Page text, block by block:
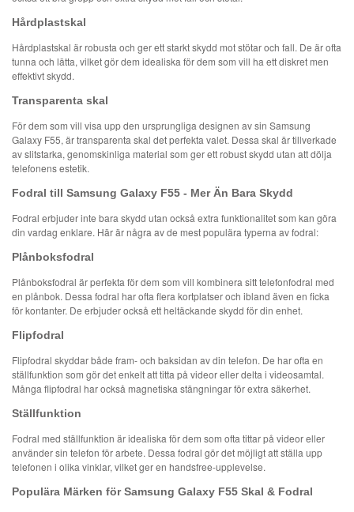
Hårdplastskal
Hårdplastskal är robusta och ger ett starkt skydd mot stötar och fall. De är ofta
tunna och lätta, vilket gör dem idealiska för dem som vill ha ett diskret men
effektivt skydd.
Transparenta skal
För dem som vill visa upp den ursprungliga designen av sin Samsung
Galaxy F55, är transparenta skal det perfekta valet. Dessa skal är tillverkade
av slitstarka, genomskinliga material som ger ett robust skydd utan att dölja
telefonens estetik.
Fodral till Samsung Galaxy F55 - Mer Än Bara Skydd
Fodral erbjuder inte bara skydd utan också extra funktionalitet som kan göra
din vardag enklare. Här är några av de mest populära typerna av fodral:
Plånboksfodral
Plånboksfodral är perfekta för dem som vill kombinera sitt telefonfodral med
en plånbok. Dessa fodral har ofta flera kortplatser och ibland även en ficka
för kontanter. De erbjuder också ett heltäckande skydd för din enhet.
Flipfodral
Flipfodral skyddar både fram- och baksidan av din telefon. De har ofta en
ställfunktion som gör det enkelt att titta på videor eller delta i videosamtal.
Många flipfodral har också magnetiska stängningar för extra säkerhet.
Ställfunktion
Fodral med ställfunktion är idealiska för dem som ofta tittar på videor eller
använder sin telefon för arbete. Dessa fodral gör det möjligt att ställa upp
telefonen i olika vinklar, vilket ger en handsfree-upplevelse.
Populära Märken för Samsung Galaxy F55 Skal & Fodral